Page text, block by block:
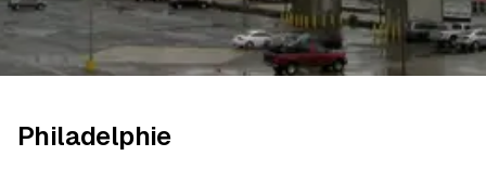
Philadelphie